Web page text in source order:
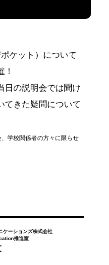
ケット）について
！
日の説明会では聞け
てきた疑問について
学校関係者の方々に限らせ
ケーションズ株式会社
推進室